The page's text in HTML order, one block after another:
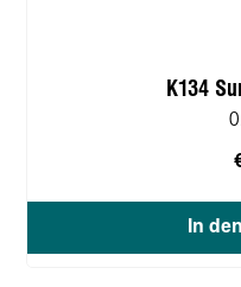
K134
In